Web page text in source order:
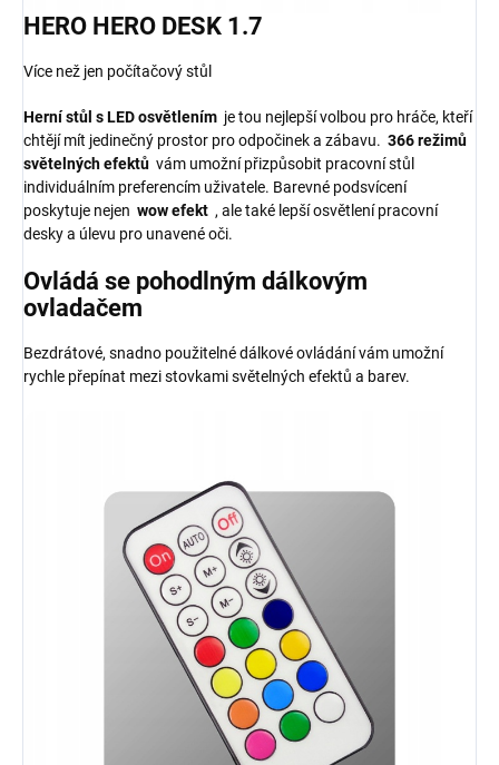
HERO HERO DESK 1.7
Více než jen počítačový stůl
Herní stůl s LED osvětlením je tou nejlepší volbou pro hráče, kteří
chtějí mít jedinečný prostor pro odpočinek a zábavu. 366 režimů
světelných efektů vám umožní přizpůsobit pracovní stůl
individuálním preferencím uživatele. Barevné podsvícení
poskytuje nejen wow efekt , ale také lepší osvětlení pracovní
desky a úlevu pro unavené oči.
Ovládá se pohodlným dálkovým
ovladačem
Bezdrátové, snadno použitelné dálkové ovládání vám umožní
rychle přepínat mezi stovkami světelných efektů a barev.